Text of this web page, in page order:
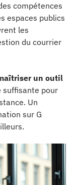
compétences
espaces publics
les
du courrier
un outil
suffisante pour
Un
sur G